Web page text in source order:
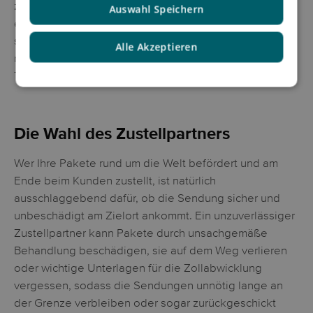
zudem recht aufwändig sein, sodass der Abschluss
einer zusätzlichen Versicherung hier durchaus sinnvoll
sein kann. Es ist aber anzuraten, die möglichen Kosten
mit den etwaigen Risiken abzuwägen, da eine solche
Transportversicherung recht teuer sein kann.
Die Wahl des Zustellpartners
Wer Ihre Pakete rund um die Welt befördert und am
Ende beim Kunden zustellt, ist natürlich
ausschlaggebend dafür, ob die Sendung sicher und
unbeschädigt am Zielort ankommt. Ein unzuverlässiger
Zustellpartner kann Pakete durch unsachgemäße
Behandlung beschädigen, sie auf dem Weg verlieren
oder wichtige Unterlagen für die Zollabwicklung
vergessen, sodass die Sendungen unnötig lange an
der Grenze verbleiben oder sogar zurückgeschickt
Auswahl Speichern
Alle Akzeptieren